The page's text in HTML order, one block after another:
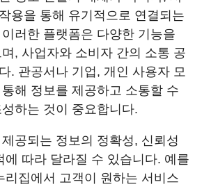
용을 통해 유기적으로 연결되는
러한 플랫폼은 다양한 기능을
, 사업자와 소비자 간의 소통 공
. 관공서나 기업, 개인 사용자 모
해 정보를 제공하고 소통할 수
하는 것이 중요합니다.
공되는 정보의 정확성, 신뢰성
에 따라 달라질 수 있습니다. 예를
리집에서 고객이 원하는 서비스